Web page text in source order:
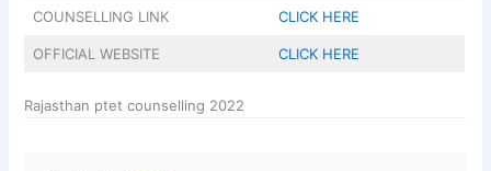
COUNSELLING LINK CLICK HERE
OFFICIAL WEBSITE CLICK HERE
Rajasthan ptet counselling 2022